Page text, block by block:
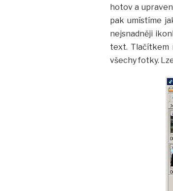
hotov a
pak umístíme
nejsnadněji
text. Tlačítkem
všechy fotky.